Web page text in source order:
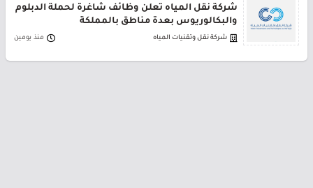
شركة نقل المياه تعلن وظائف شاغرة لحملة الدبلوم
والبكالوريوس بعدة مناطق بالمملكة
شركة نقل وتقنيات المياه منذ يومين